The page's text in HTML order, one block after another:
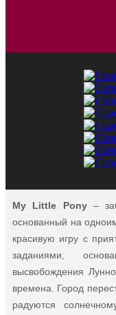
My Little Pony–
основанный на
красивую игру с
заданиями,
высвобождения
времена. Город
радуются